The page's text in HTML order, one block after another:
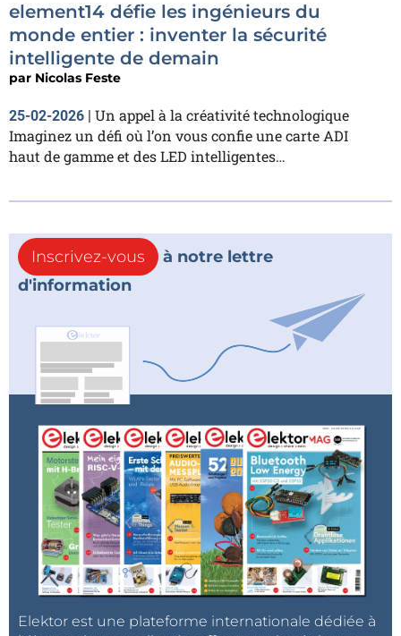
element14 défie les ingénieurs du
monde entier : inventer la sécurité
intelligente de demain
par Nicolas Feste
25-02-2026 | Un appel à la créativité technologique
Imaginez un défi où l’on vous confie une carte ADI
haut de gamme et des LED intelligentes…
Inscrivez-vous
à notre lettre
d'information
Elektor est une plateforme internationale dédiée à